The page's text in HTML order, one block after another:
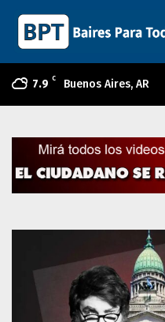
7.9 C Buenos Aires, AR